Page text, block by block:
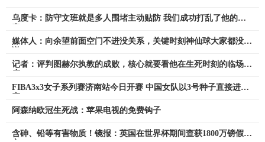
乌度卡：防守文班就是多人围堵主动贴防 我们成功打乱了他的节
媒体人：向余望前面空门不进没关系，关键时刻神仙球大家都没话
记者：评判图赫尔执教的成败，核心就要看他在生死时刻的临场调
FIBA3x3女子系列赛济南站今日开赛 中国女队以3号种子直接进正
阿森纳欧冠生死战：苹果电视的免费钩子
含砷、铅等有害物质！镜报：英国在世界杯期间查获1800万镑假球